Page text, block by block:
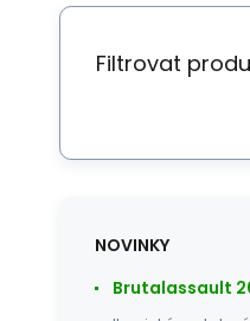
Filtrovat
NOVINKY
Brutalassault